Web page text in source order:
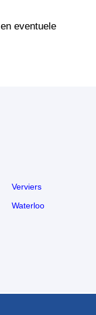
eventuele
Verviers
Waterloo